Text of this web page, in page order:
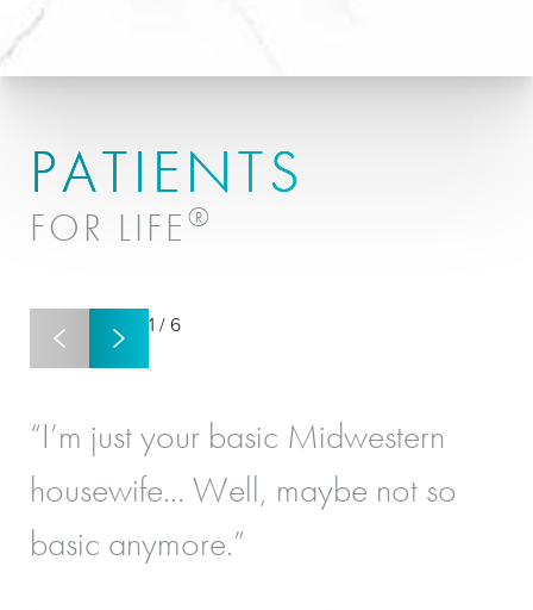
PATIENTS
FOR LIFE®
1 / 6
“I’m just your basic Midwestern
housewife… Well, maybe not so
basic anymore.”